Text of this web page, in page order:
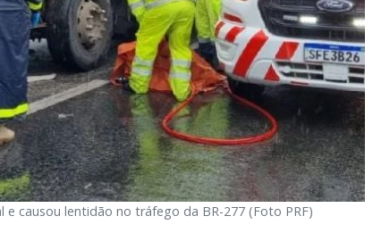
causou lentidão no tráfego da BR-277 (Foto PRF)